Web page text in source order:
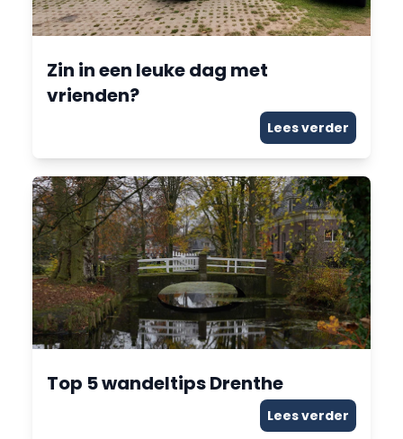
Zin in een leuke dag met
vrienden?
Lees verder
Top 5 wandeltips Drenthe
Lees verder